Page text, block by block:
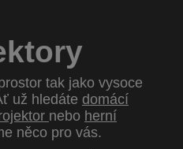
tak jako vysoce
už hledáte domácí
nebo herní
něco pro vás.